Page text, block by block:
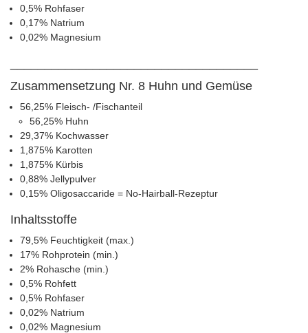
0,5% Rohfaser
0,17% Natrium
0,02% Magnesium
Zusammensetzung Nr. 8 Huhn und Gemüse
56,25% Fleisch- /Fischanteil
56,25% Huhn
29,37% Kochwasser
1,875% Karotten
1,875% Kürbis
0,88% Jellypulver
0,15% Oligosaccaride = No-Hairball-Rezeptur
Inhaltsstoffe
79,5% Feuchtigkeit (max.)
17% Rohprotein (min.)
2% Rohasche (min.)
0,5% Rohfett
0,5% Rohfaser
0,02% Natrium
0,02% Magnesium